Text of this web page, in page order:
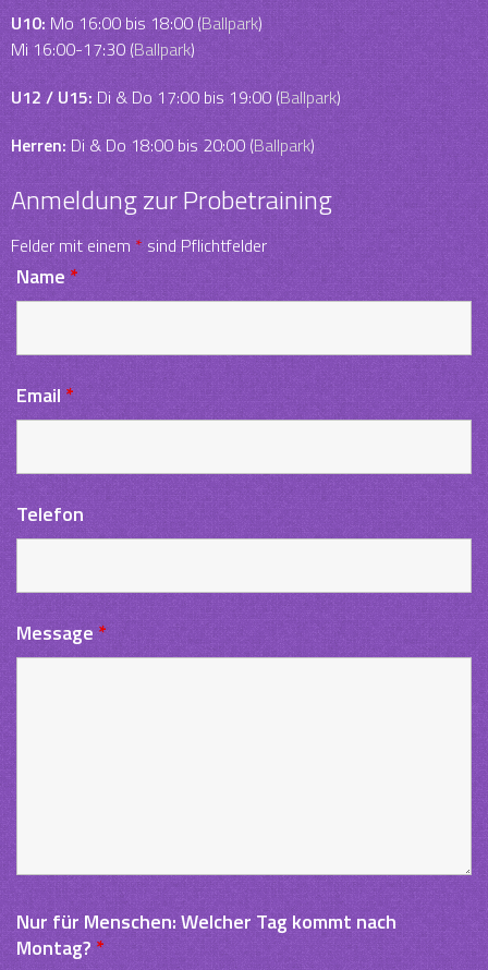
U10: Mo 16:00 bis 18:00 (Ballpark)
Mi 16:00-17:30 (Ballpark)
U12 / U15: Di & Do 17:00 bis 19:00 (Ballpark)
Herren:Di & Do 18:00 bis 20:00 (Ballpark)
Anmeldung zur Probetraining
Felder mit einem*sind Pflichtfelder
Name*
Email*
Telefon
Message*
Nur für Menschen: Welcher Tag kommt nach
Montag? *